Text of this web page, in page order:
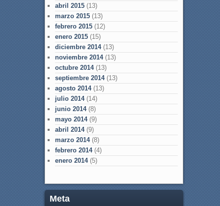
abril 2015(13)
marzo 2015(13)
febrero 2015(12)
enero 2015(15)
diciembre 2014(13)
noviembre 2014(13)
octubre 2014(13)
septiembre 2014(13)
agosto 2014(13)
julio 2014(14)
junio 2014(8)
mayo 2014(9)
abril 2014(9)
marzo 2014(8)
febrero 2014(4)
enero 2014(5)
Meta